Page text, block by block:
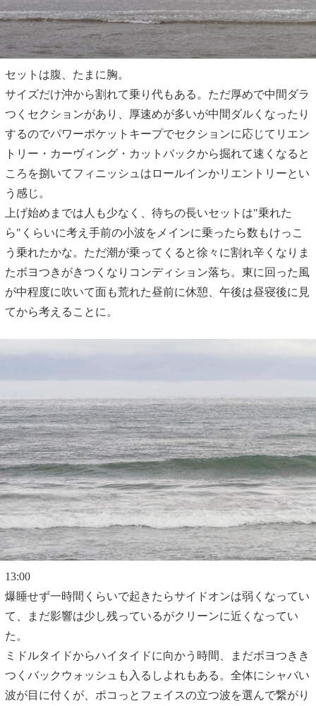
セットは腹、たまに胸。
サイズだけ沖から割れて乗り代もある。ただ厚めで中間ダラ
つくセクションがあり、厚速めが多いが中間ダルくなったり
するのでパワーポケットキープでセクションに応じてリエン
トリー・カーヴィング・カットバックから掘れて速くなると
ころを捌いてフィニッシュはロールインかリエントリーとい
う感じ。
上げ始めまでは人も少なく、待ちの長いセットは"乗れた
ら"くらいに考え手前の小波をメインに乗ったら数もけっこ
う乗れたかな。ただ潮が乗ってくると徐々に割れ辛くなりま
たボヨつきがきつくなりコンディション落ち。東に回った風
が中程度に吹いて面も荒れた昼前に休憩、午後は昼寝後に見
てから考えることに。
13:00
爆睡せず一時間くらいで起きたらサイドオンは弱くなってい
て、まだ影響は少し残っているがクリーンに近くなってい
た。
ミドルタイドからハイタイドに向かう時間、まだボヨつきき
つくバックウォッシュも入るしよれもある。全体にシャバい
波が目に付くが、ポコっとフェイスの立つ波を選んで繋がり